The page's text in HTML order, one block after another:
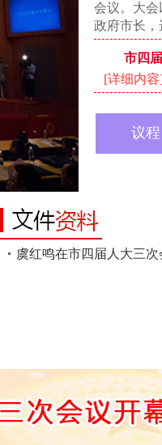
会议。大
政府市长
市四
[详细内
议
虞红鸣在市四届人大三